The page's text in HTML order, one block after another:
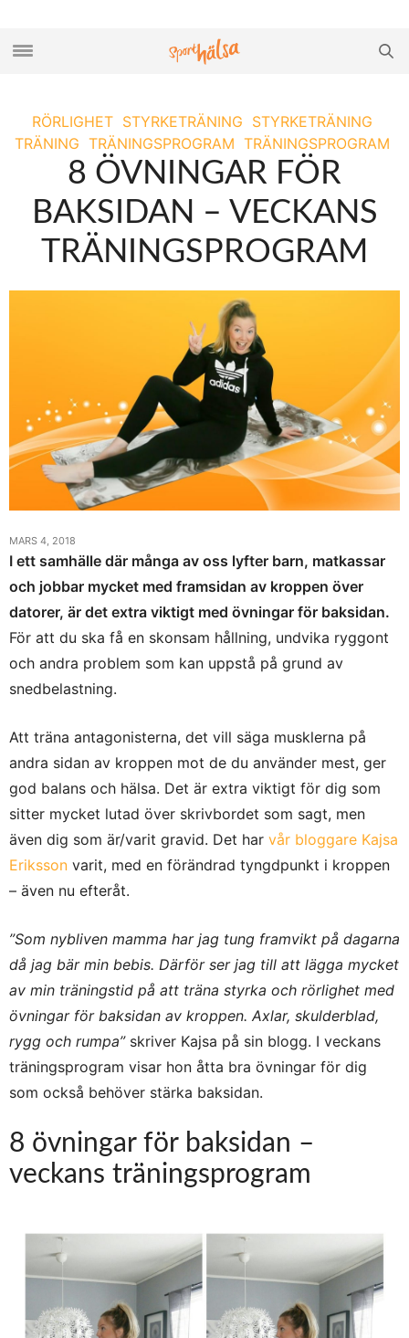
RÖRLIGHET STYRKETRÄNING STYRKETRÄNING
TRÄNING TRÄNINGSPROGRAM TRÄNINGSPROGRAM
8 ÖVNINGAR FÖR
BAKSIDAN – VECKANS
TRÄNINGSPROGRAM
MARS 4, 2018
I ett samhälle där många av oss lyfter barn, matkassar
och jobbar mycket med framsidan av kroppen över
datorer, är det extra viktigt med övningar för baksidan.
För att du ska få en skonsam hållning, undvika ryggont
och andra problem som kan uppstå på grund av
snedbelastning.
Att träna antagonisterna, det vill säga musklerna på
andra sidan av kroppen mot de du använder mest, ger
god balans och hälsa. Det är extra viktigt för dig som
sitter mycket lutad över skrivbordet som sagt, men
även dig som är/varit gravid. Det har vår bloggare Kajsa
Eriksson varit, med en förändrad tyngdpunkt i kroppen
– även nu efteråt.
”Som nybliven mamma har jag tung framvikt på dagarna
då jag bär min bebis. Därför ser jag till att lägga mycket
av min träningstid på att träna styrka och rörlighet med
övningar för baksidan av kroppen. Axlar, skulderblad,
rygg och rumpa”skriver Kajsa på sin blogg. I veckans
träningsprogram visar hon åtta bra övningar för dig
som också behöver stärka baksidan.
8 övningar för baksidan –
veckans träningsprogram